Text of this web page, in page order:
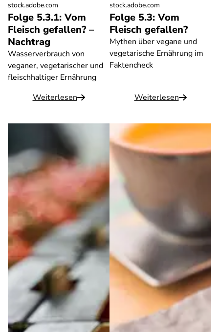
Folge 5.3.1: Vom
Fleisch gefallen? –
Nachtrag
Wasserverbrauch von
veganer, vegetarischer und
fleischhaltiger Ernährung
Weiterlesen
stock.adobe.com
Folge 5.3: Vom
Fleisch gefallen?
Mythen über vegane und
vegetarische Ernährung im
Faktencheck
Weiterlesen
stock.adobe.com